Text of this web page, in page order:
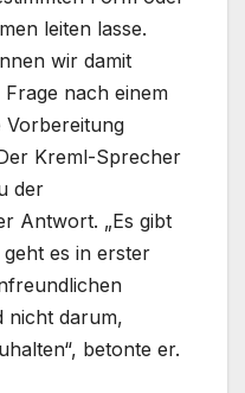
leiten lasse.
wir damit
nach einem
Vorbereitung
Kreml-Sprecher
der
Antwort. „Es gibt
es in erster
nicht darum,
betonte er.